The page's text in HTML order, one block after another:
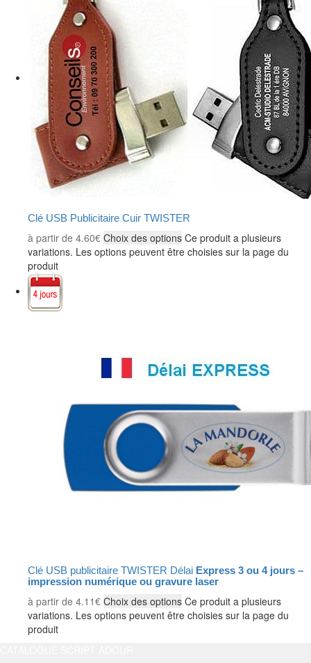
Clé USB Publicitaire Cuir TWISTER
à partir de 4.60€ Choix des options Ce produit a plusieurs
variations. Les options peuvent être choisies sur la page du
produit
Clé USB publicitaire TWISTER Délai Express 3 ou 4 jours –
impression numérique ou gravure laser
à partir de 4.11€ Choix des options Ce produit a plusieurs
variations. Les options peuvent être choisies sur la page du
produit